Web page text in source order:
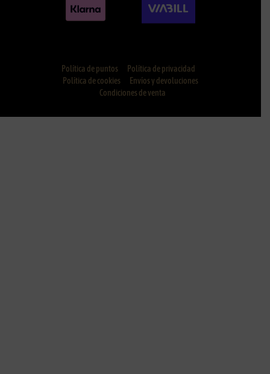
Política de puntos
Política de privacidad
Política de cookies
Envíos y devoluciones
Condiciones de venta